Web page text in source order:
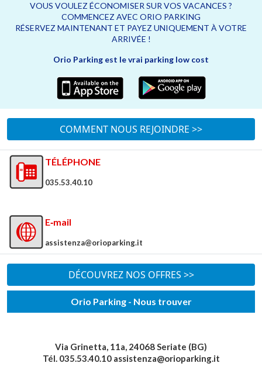
VOUS VOULEZ ÉCONOMISER SUR VOS VACANCES ?
COMMENCEZ AVEC ORIO PARKING
RÉSERVEZ MAINTENANT ET PAYEZ UNIQUEMENT À VOTRE
ARRIVÉE !
Orio Parking est le vrai parking low cost
COMMENT NOUS REJOINDRE >>
TÉLÉPHONE
035.53.40.10
E‑mail
assistenza@orioparking.it
DÉCOUVREZ NOS OFFRES >>
Orio Parking - Nous trouver
Via Grinetta, 11a, 24068 Seriate (BG)
Tél. 035.53.40.10 assistenza@orioparking.it